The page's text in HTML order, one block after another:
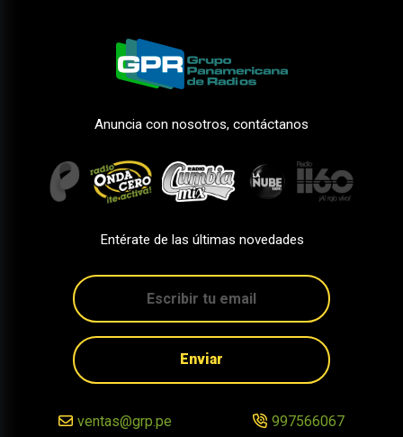
Anuncia con nosotros, contáctanos
Entérate de las últimas novedades
Enviar
ventas@grp.pe 997566067